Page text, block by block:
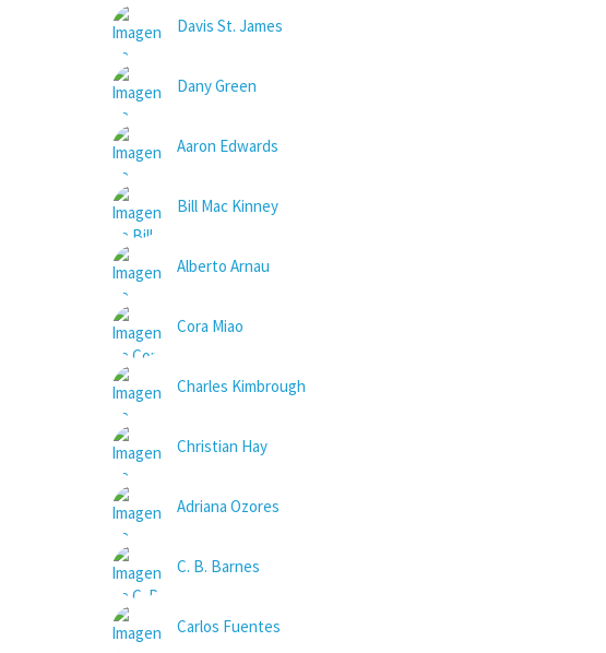
Davis St. James
Dany Green
Aaron Edwards
Bill Mac Kinney
Alberto Arnau
Cora Miao
Charles Kimbrough
Christian Hay
Adriana Ozores
C. B. Barnes
Carlos Fuentes